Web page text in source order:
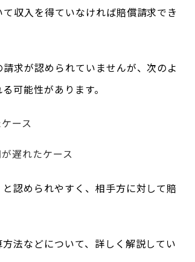
収入を得ていなければ賠償請求でき
求が認められていませんが、次のよ
可能性があります。
ース
遅れたケース
認められやすく、相手方に対して賠
法などについて、詳しく解説してい